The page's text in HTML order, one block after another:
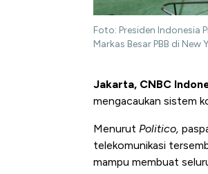
Foto: Presiden
Markas Besar PBB di New
Jakarta, CNBC
mengacaukan sistem
Menurut Politico,
telekomunikasi
mampu membuat